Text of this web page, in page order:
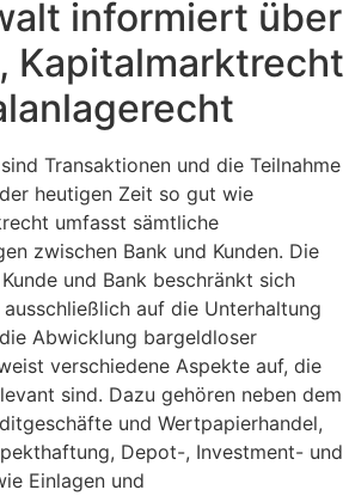
informiert über
Kapitalmarktrecht
Transaktionen und die Teilnahme
heutigen Zeit so gut wie
umfasst sämtliche
zwischen Bank und Kunden. Die
und Bank beschränkt sich
auf die Unterhaltung
Abwicklung bargeldloser
verschiedene Aspekte auf, die
sind. Dazu gehören neben dem
und Wertpapierhandel,
Depot-, Investment- und
Einlagen und